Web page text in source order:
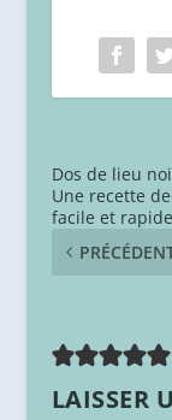
Dos de lieu
Une recette
facile et
LAISSER